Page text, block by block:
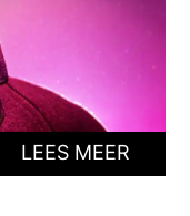
LEES MEER